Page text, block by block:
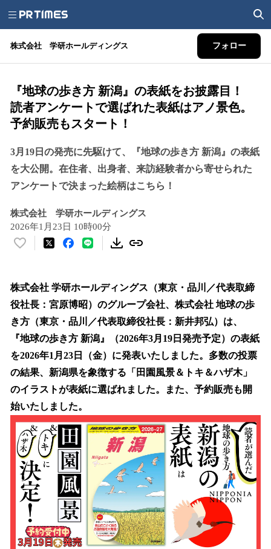
株式会社 学研ホールディングス フォロー
『地球の歩き方 新潟』の表紙をお披露目！
読者アンケートで選ばれた表紙はアノ景色。
予約販売もスタート！
3月19日の発売に先駆けて、『地球の歩き方 新潟』の表紙
を大公開。在住者、出身者、来訪経験者から寄せられた
アンケートで決まった絵柄はこちら！
株式会社 学研ホールディングス
2026年1月23日 10時00分
い
！
数
を
読
み
込
中
で
す
株式会社 学研ホールディングス（東京・品川／代表取締
役社長：宮原博昭）のグループ会社、株式会社 地球の歩
き方（東京・品川／代表取締役社長：新井邦弘）は、
『地球の歩き方 新潟』（2026年3月19日発売予定）の表紙
を2026年1月23日（金）に発表いたしました。多数の投票
の結果、新潟県を象徴する「田園風景＆トキ＆ハザ木」
のイラストが表紙に選ばれました。また、予約販売も開
始いたしました。